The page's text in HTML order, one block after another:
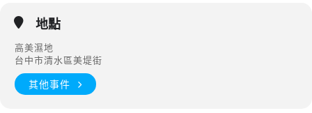
地點
高美濕地
台中市清水區美堤街
其他事件